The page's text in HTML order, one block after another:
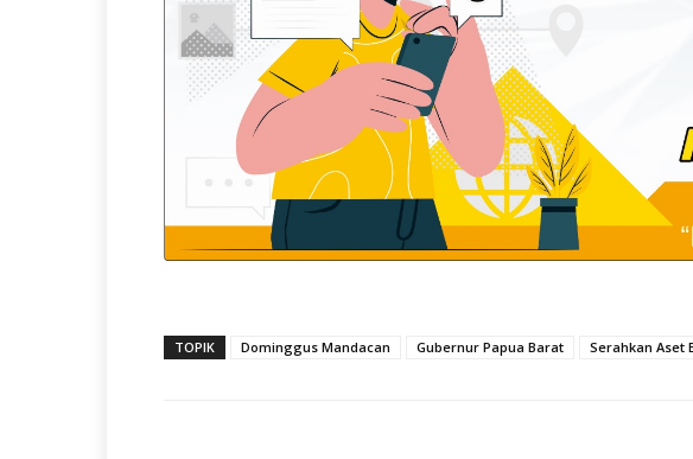
TOPIK Dominggus Mandacan Gubernur Papua Barat Serahkan Aset